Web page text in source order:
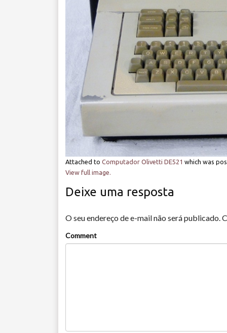
Attached to Computador Olivetti DE521 which was
View full image.
Deixe uma resposta
O seu endereço de e-mail não será publicado.
Comment